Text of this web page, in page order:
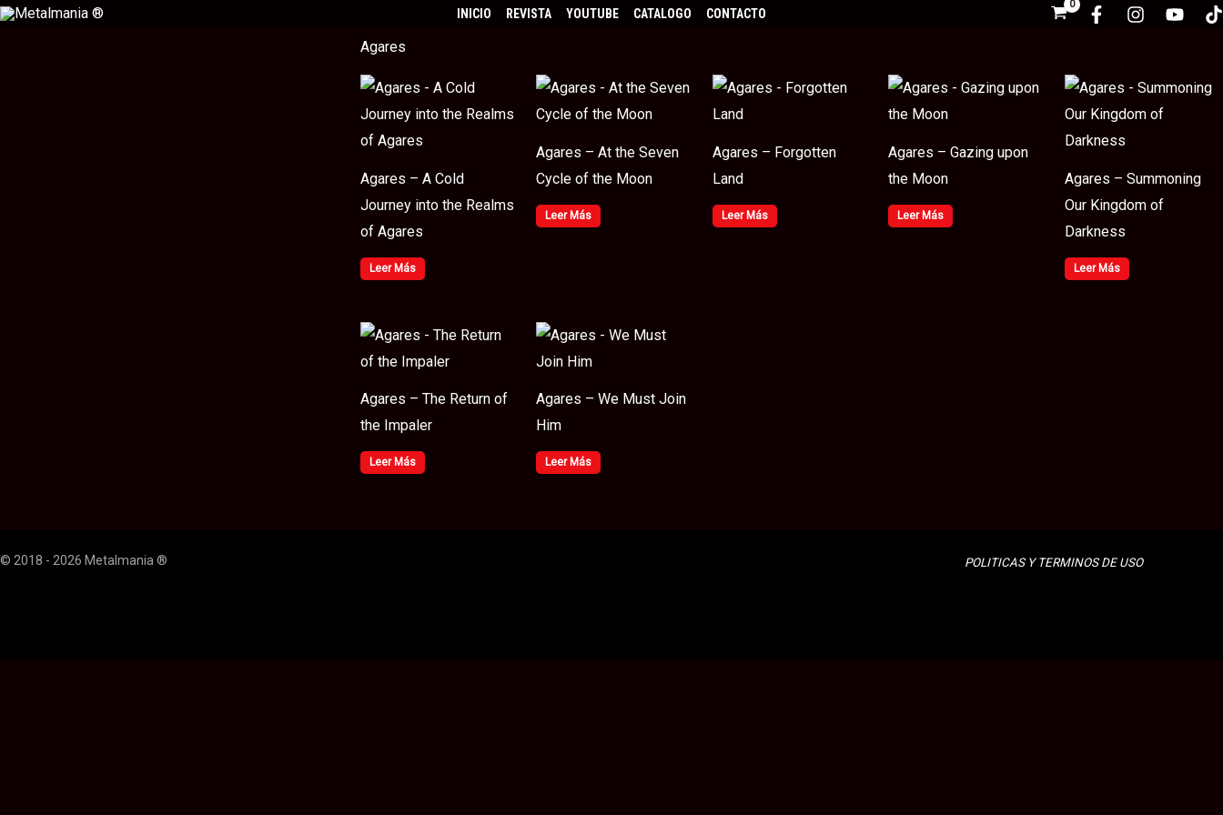
Ir
INICIO REVISTA YOUTUBE CATALOGO CONTACTO
Agares
Agares – A Cold
Journey into the Realms
of Agares
Leer Más
Agares – At the Seven
Cycle of the Moon
Leer Más
Agares – Forgotten
Land
Leer Más
Agares – Gazing upon
the Moon
Leer Más
Agares – Summoning
Our Kingdom of
Darkness
Leer Más
Agares – The Return of
the Impaler
Leer Más
Agares – We Must Join
Him
Leer Más
© 2018 - 2026 Metalmania ® POLITICAS Y TERMINOS DE USO